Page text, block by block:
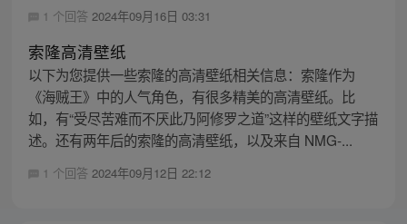
1 个回答 2024年09月16日 03:31
索隆高清壁纸
以下为您提供一些索隆的高清壁纸相关信息：索隆作为
《海贼王》中的人气角色，有很多精美的高清壁纸。比
如，有“受尽苦难而不厌此乃阿修罗之道”这样的壁纸文字描
述。还有两年后的索隆的高清壁纸，以及来自 NMG-...
1 个回答 2024年09月12日 22:12